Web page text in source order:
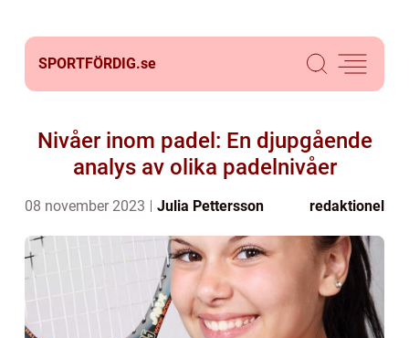
SPORTFÖRDIG.se
Nivåer inom padel: En djupgående
analys av olika padelnivåer
08 november 2023 Julia Pettersson redaktionel